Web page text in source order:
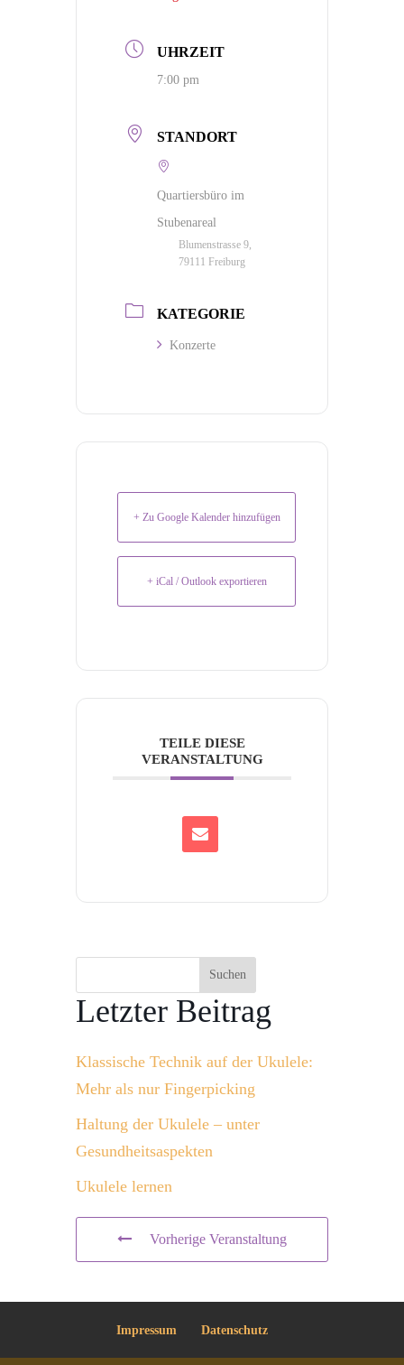
UHRZEIT
7:00 pm
STANDORT
Quartiersbüro im
Stubenareal
Blumenstrasse 9,
79111 Freiburg
KATEGORIE
Konzerte
+ Zu Google Kalender hinzufügen
+ iCal / Outlook exportieren
TEILE DIESE
VERANSTALTUNG
Suchen
Letzter Beitrag
Klassische Technik auf der Ukulele:
Mehr als nur Fingerpicking
Haltung der Ukulele – unter
Gesundheitsaspekten
Ukulele lernen
Vorherige Veranstaltung
Impressum Datenschutz